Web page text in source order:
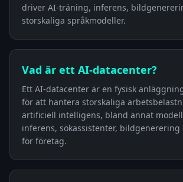
driver AI-träning, inferens,
storskaliga språkmodeller.
Vad är ett AI-datacenter?
Ett AI-datacenter är en fysisk
för att hantera storskaliga
artificiell intelligens, bland annat
inferens, sökassistenter,
för företag.